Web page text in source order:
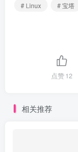
# Linux
# 宝塔
点赞12
相关推荐